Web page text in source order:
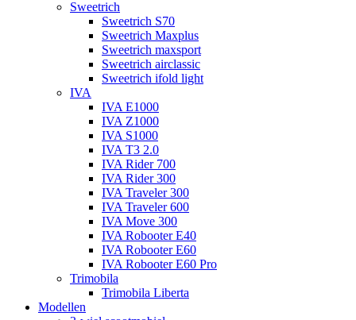
Sweetrich
Sweetrich S70
Sweetrich Maxplus
Sweetrich maxsport
Sweetrich airclassic
Sweetrich ifold light
IVA
IVA E1000
IVA Z1000
IVA S1000
IVA T3 2.0
IVA Rider 700
IVA Rider 300
IVA Traveler 300
IVA Traveler 600
IVA Move 300
IVA Robooter E40
IVA Robooter E60
IVA Robooter E60 Pro
Trimobila
Trimobila Liberta
Modellen